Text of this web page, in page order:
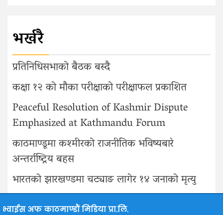
भर्खरै
प्रतिनिधिसभाको बैठक बस्दै
कक्षा १२ को मौका परीक्षाको परीक्षाफल प्रकाशित
Peaceful Resolution of Kashmir Dispute
Emphasized at Kathmandu Forum
काठमाण्डूमा कश्मीरको राजनीतिक भविष्यबारे
अन्तर्राष्ट्रिय बहस
भारतको झारखण्डमा चट्याङ लागेर १४ जनाको मृत्यु
भ्वाईस अफ काठमाण्डौं मिडिया प्रा.लि.